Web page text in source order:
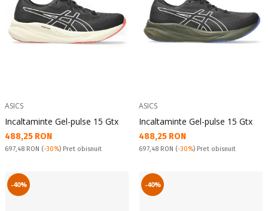
ASICS
Incaltaminte Gel-pulse 15 Gtx
Текуща цена:
488,25 RON
Pret obisnuit:
697,48 RON (-30%) Pret obisnuit
ASICS
Incaltaminte Gel-pulse 15 Gtx
Текуща цена:
488,25 RON
Pret obisnuit:
697,48 RON (-30%) Pret obisnuit
-40% -40%